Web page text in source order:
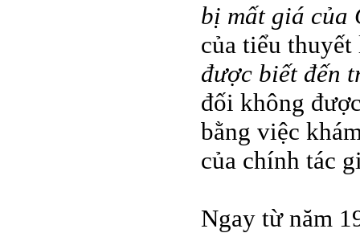
bị mất giá của
của tiểu
được biết đến
đối không
bằng việc
của chính tác
Ngay từ năm